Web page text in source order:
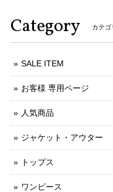
Category カテゴ
SALE ITEM
お客様 専用ページ
人気商品
ジャケット・アウター
トップス
ワンピース